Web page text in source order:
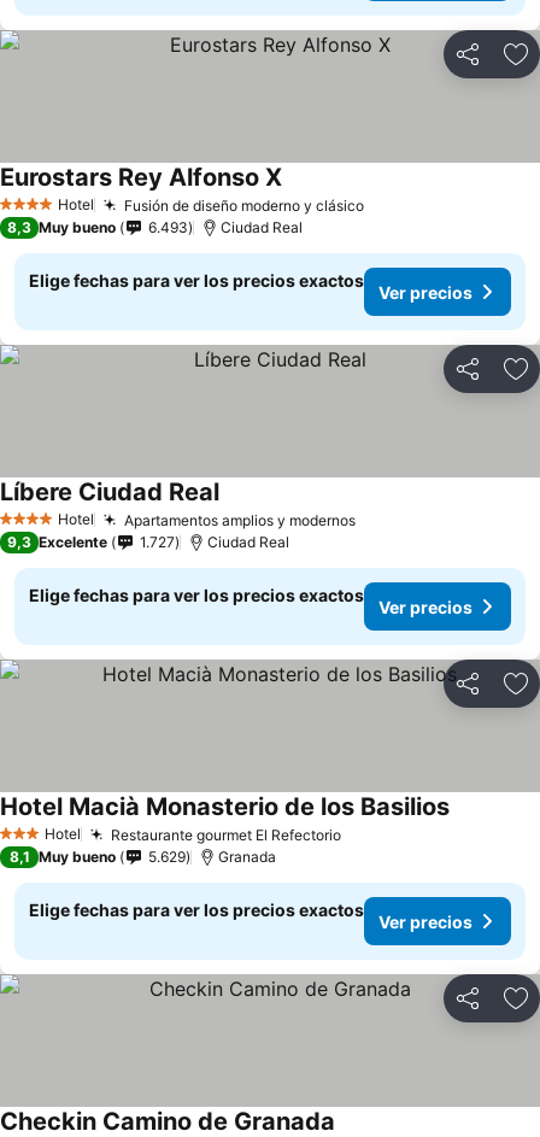
Compartir
4 EstrellasHotel Fusión de diseño moderno y clásico
Eurostars Rey Alfonso X
8,3 Muy bueno 6.493 Ciudad Real
Elige fechas para ver los precios exactos
Ver precios
Compartir
4 EstrellasHotel Apartamentos amplios y modernos
Líbere Ciudad Real
9,3 Excelente 1.727 Ciudad Real
Elige fechas para ver los precios exactos
Ver precios
Compartir
3 Estrellas
Hotel Restaurante gourmet El Refectorio
Hotel Macià Monasterio de los Basilios
8,1 Muy bueno 5.629 Granada
Elige fechas para ver los precios exactos
Ver precios
Compartir
Checkin Camino de Granada